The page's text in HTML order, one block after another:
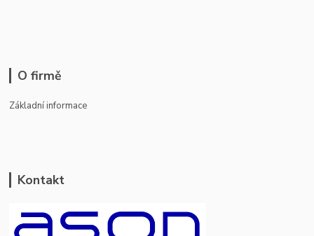
O firmě
Základní informace
Kontakt